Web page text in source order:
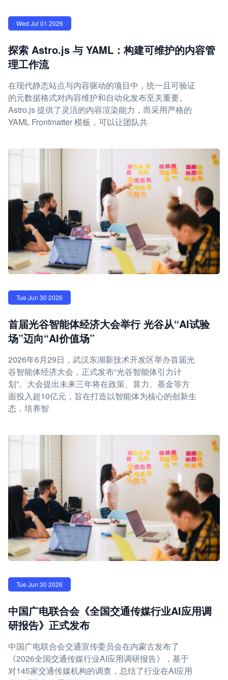
Wed Jul 01 2026
探索 Astro.js 与 YAML：构建可维护的内容管
理工作流
在现代静态站点与内容驱动的项目中，统一且可验证
的元数据格式对内容维护和自动化发布至关重要。
Astro.js 提供了灵活的内容渲染能力，而采用严格的
YAML Frontmatter 模板，可以让团队共
Tue Jun 30 2026
首届光谷智能体经济大会举行 光谷从“AI试验
场”迈向“AI价值场”
2026年6月29日，武汉东湖新技术开发区举办首届光
谷智能体经济大会，正式发布“光谷智能体引力计
划”。大会提出未来三年将在政策、算力、基金等方
面投入超10亿元，旨在打造以智能体为核心的创新生
态，培养智
Tue Jun 30 2026
中国广电联合会《全国交通传媒行业AI应用调
研报告》正式发布
中国广电联合会交通宣传委员会在内蒙古发布了
《2026全国交通传媒行业AI应用调研报告》，基于
对145家交通传媒机构的调查，总结了行业在AI应用